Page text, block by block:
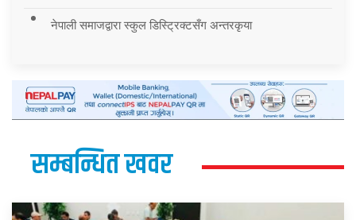
नेपाली समाजद्वारा स्कुल डिस्ट्रिक्टसँग अन्तरकृया
सम्बन्धित खवर